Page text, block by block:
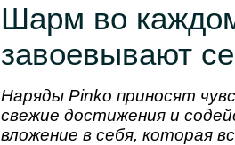
Шарм во
завоевывают
Наряды Pinko приносят
свежие достижения и
вложение в себя, которая